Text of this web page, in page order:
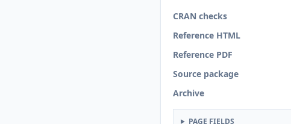
CRAN checks
Reference HTML
Reference PDF
Source package
Archive
PAGE FIELDS